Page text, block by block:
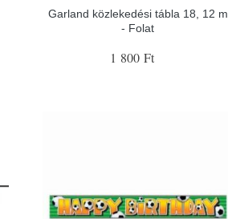
Garland közlekedési tábla 18, 12 m
- Folat
1 800 Ft